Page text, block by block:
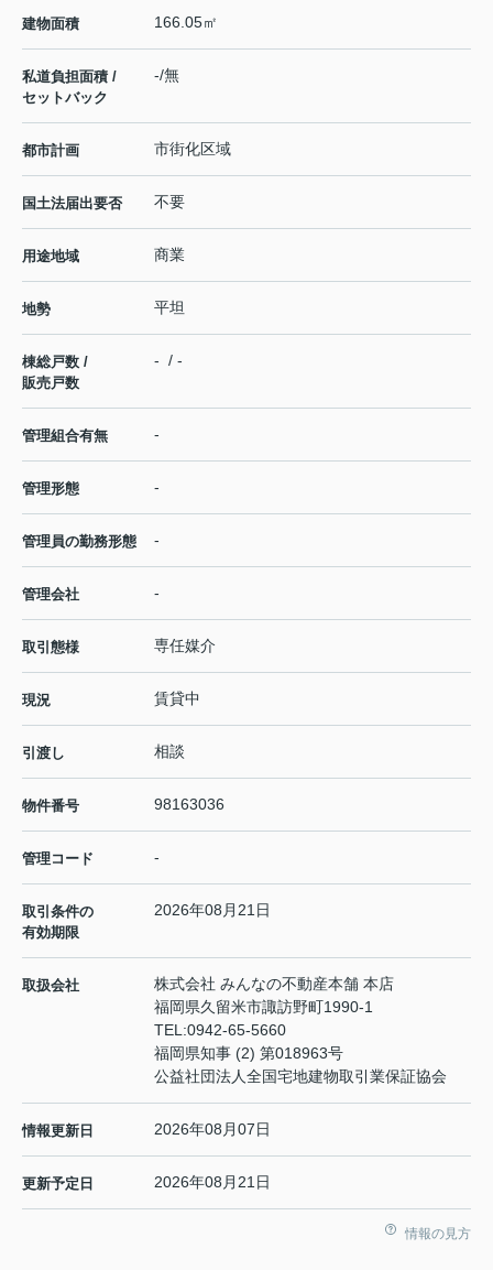
建物面積 166.05㎡
私道負担面積 /
セットバック
-/無
都市計画 市街化区域
国土法届出要否 不要
用途地域 商業
地勢 平坦
棟総戸数 /
販売戸数
- / -
管理組合有無 -
管理形態 -
管理員の勤務形態 -
管理会社 -
取引態様 専任媒介
現況 賃貸中
引渡し 相談
物件番号 98163036
管理コード -
取引条件の
有効期限
2026年08月21日
取扱会社
株式会社 みんなの不動産本舗 本店
福岡県久留米市諏訪野町1990-1
TEL:0942-65-5660
福岡県知事 (2) 第018963号
公益社団法人全国宅地建物取引業保証協会
情報更新日 2026年08月07日
更新予定日 2026年08月21日
情報の見方